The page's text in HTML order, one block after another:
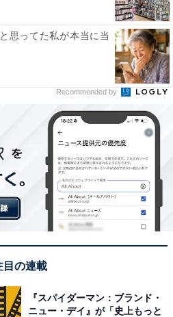
きも、兄たちは子ども部屋で
ングの真ん中に布団を敷いて
は、兄たちの存在によって育
頃から2人の兄にくっついて
サッカーを始め、小学1年生
その頃にはもう競争心が芽生
、当然兄たちにはかなわない
悔しくて。サッカーも2人と
だと思いますが、サッカーや
すね」
思ってた私が本当に当
Recommended by
目の連載
『スパイダーマン：ブランド・
ニュー・デイ』が「史上もっと